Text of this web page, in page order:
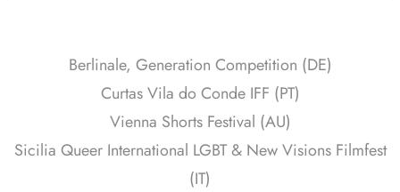
Berlinale, Generation Competition (DE)
Curtas Vila do Conde IFF (PT)
Vienna Shorts Festival (AU)
Sicilia Queer International LGBT & New Visions Filmfest
(IT)